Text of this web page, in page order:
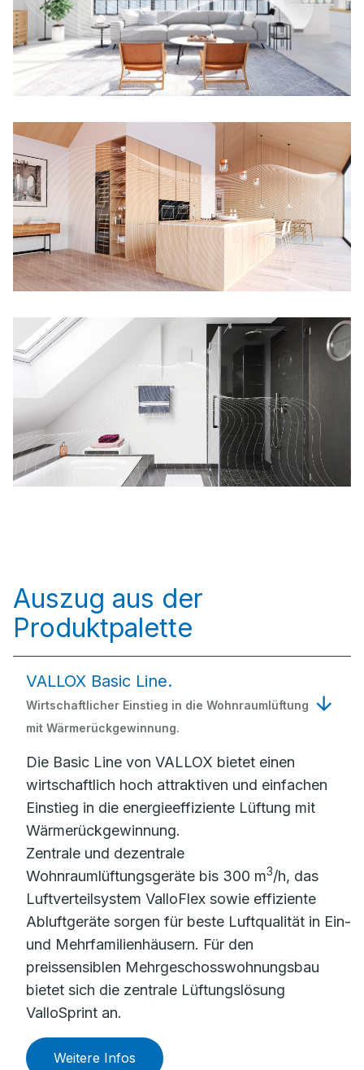
Auszug aus der
Produktpalette
VALLOX Basic Line.
Wirtschaftlicher Einstieg in die Wohnraumlüftung
mit Wärmerückgewinnung.
Die Basic Line von VALLOX bietet einen
wirtschaftlich hoch attraktiven und einfachen
Einstieg in die energieeffiziente Lüftung mit
Wärmerückgewinnung.
Zentrale und dezentrale
Wohnraumlüftungsgeräte bis 300 m3/h, das
Luftverteilsystem ValloFlex sowie effiziente
Abluftgeräte sorgen für beste Luftqualität in Ein-
und Mehrfamilienhäusern. Für den
preissensiblen Mehrgeschosswohnungsbau
bietet sich die zentrale Lüftungslösung
ValloSprint an.
Weitere Infos